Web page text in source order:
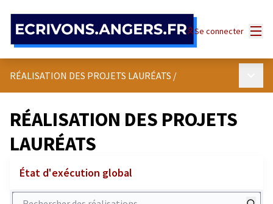
Se connecter
RÉALISATION DES PROJETS LAURÉATS /
RÉALISATION DES PROJETS
LAURÉATS
État d'exécution global
Rechercher des réalisations